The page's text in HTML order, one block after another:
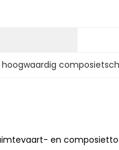
hoogwaardig
en